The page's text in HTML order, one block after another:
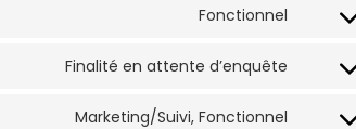
Fonctionnel
Finalité en attente d’enquête
Marketing/Suivi, Fonctionnel